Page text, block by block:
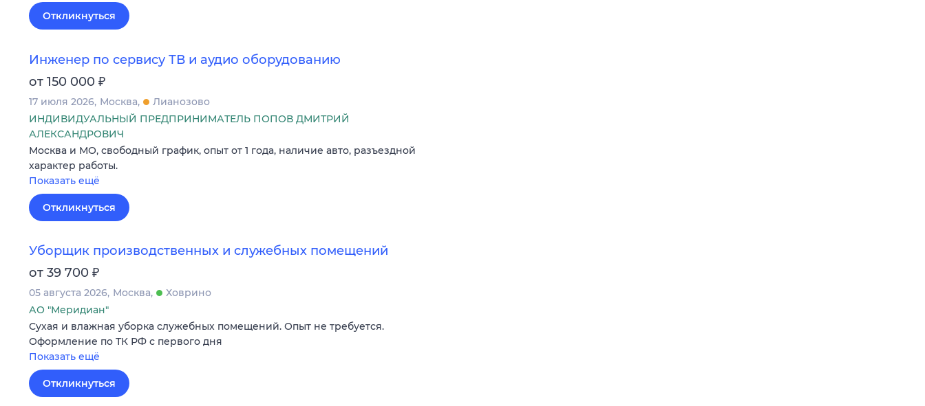
Откликнуться
Инженер по сервису ТВ и аудио оборудованию
от 150 000 ₽
17 июля 2026 Москва
Лианозово
ИНДИВИДУАЛЬНЫЙ ПРЕДПРИНИМАТЕЛЬ ПОПОВ ДМИТРИЙ
АЛЕКСАНДРОВИЧ
Москва и МО, свободный график, опыт от 1 года, наличие авто, разъездной
характер работы.
Показать ещё
Откликнуться
Уборщик производственных и служебных помещений
от 39 700 ₽
05 августа 2026 Москва
Ховрино
АО "Меридиан"
Сухая и влажная уборка служебных помещений. Опыт не требуется.
Оформление по ТК РФ с первого дня
Показать ещё
Откликнуться